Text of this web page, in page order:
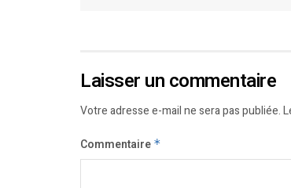
Laisser un commentaire
Votre adresse e-mail ne sera pas publiée.
Commentaire *